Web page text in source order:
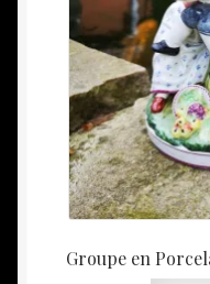
Groupe en